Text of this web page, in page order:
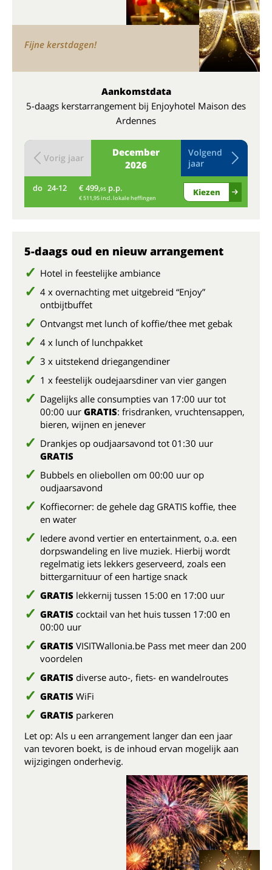
Fijne kerstdagen!
Aankomstdata
5-daags kerstarrangement bij Enjoyhotel Maison des
Ardennes
December
2026
Vorig jaar
Volgend
jaar
do 24-12 € 499,95 p.p.
€ 511,95 incl. lokale heffingen
Kiezen
5-daags oud en nieuw arrangement
Hotel in feestelijke ambiance
4 x overnachting met uitgebreid “Enjoy”
ontbijtbuffet
Ontvangst met lunch of koffie/thee met gebak
4 x lunch of lunchpakket
3 x uitstekend driegangendiner
1 x feestelijk oudejaarsdiner van vier gangen
Dagelijks alle consumpties van 17:00 uur tot
00:00 uur GRATIS: frisdranken, vruchtensappen,
bieren, wijnen en jenever
Drankjes op oudjaarsavond tot 01:30 uur
GRATIS
Bubbels en oliebollen om 00:00 uur op
oudjaarsavond
Koffiecorner: de gehele dag GRATIS koffie, thee
en water
Iedere avond vertier en entertainment, o.a. een
dorpswandeling en live muziek. Hierbij wordt
regelmatig iets lekkers geserveerd, zoals een
bittergarnituur of een hartige snack
GRATIS lekkernij tussen 15:00 en 17:00 uur
GRATIS cocktail van het huis tussen 17:00 en
00:00 uur
GRATIS VISITWallonia.be Pass met meer dan 200
voordelen
GRATIS diverse auto-, fiets- en wandelroutes
GRATIS WiFi
GRATIS parkeren
Let op: Als u een arrangement langer dan een jaar
van tevoren boekt, is de inhoud ervan mogelijk aan
wijzigingen onderhevig.